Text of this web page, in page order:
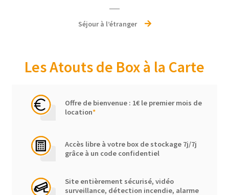
Séjour à l’étranger
Les Atouts de Box à la Carte
Offre de bienvenue : 1€ le premier mois de
location*
Accès libre à votre box de stockage 7j/7j
grâce à un code confidentiel
Site entièrement sécurisé, vidéo
surveillance, détection incendie, alarme